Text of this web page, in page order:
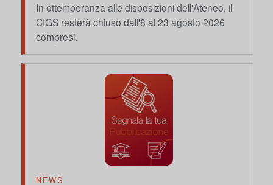
In ottemperanza alle disposizioni dell'Ateneo, il
CIGS resterà chiuso dall'8 al 23 agosto 2026
compresi.
NEWS